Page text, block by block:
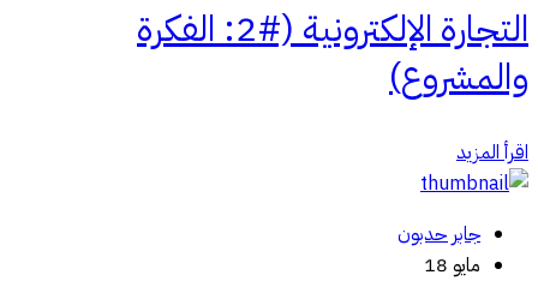
التجارة الإلكترونية (#2: الفكرة
والمشروع)
اقرأ المزيد
جابر حدبون
مايو 18